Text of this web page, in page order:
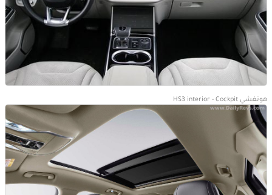
هونغشي HS3 interior - Cockpit